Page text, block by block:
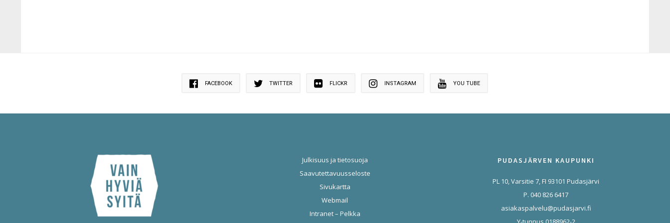
FACEBOOK TWITTER FLICKR INSTAGRAM YOU TUBE
Julkisuus ja tietosuoja
Saavutettavuusseloste
Sivukartta
Webmail
Intranet – Pelkka
PUDASJÄRVEN KAUPUNKI
PL 10, Varsitie 7, FI 93101 Pudasjärvi
P. 040 826 6417
asiakaspalvelu@pudasjarvi.fi